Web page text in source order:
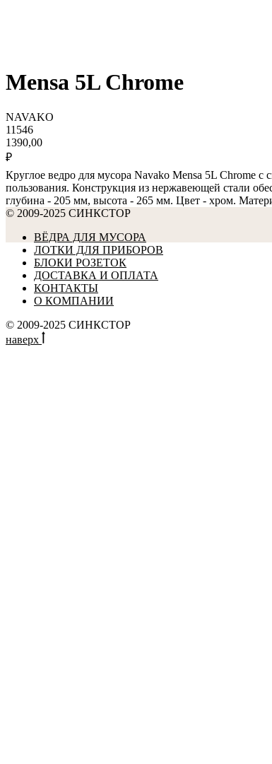
Mensa 5L Chrome
NAVAKO
11546
1390,00
₽
Круглое ведро для мусора Navako Mensa 5L Chrome
пользования. Конструкция из нержавеющей стали
глубина - 205 мм, высота - 265 мм. Цвет - хром.
© 2009-2025 СИНКСТОР
ВЁДРА ДЛЯ МУСОРА
ЛОТКИ ДЛЯ ПРИБОРОВ
БЛОКИ РОЗЕТОК
ДОСТАВКА И ОПЛАТА
КОНТАКТЫ
О КОМПАНИИ
© 2009-2025 СИНКСТОР
наверх